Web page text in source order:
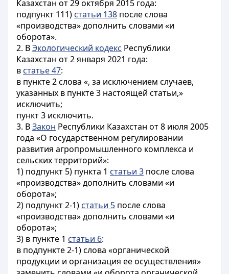
Казахстан от 29 октября 2015 года:
подпункт 111) статьи 138 после слова
«производства» дополнить словами «и
оборота».
2. ВЭкологический кодекс Республики
Казахстан от 2 января 2021 года:
в статье 47:
в пункте 2 слова «, за исключением случаев,
указанных в пункте 3 настоящей статьи,»
исключить;
пункт 3 исключить.
3. ВЗакон Республики Казахстан от 8 июля 2005
года «О государственном регулировании
развития агропромышленного комплекса и
сельских территорий»:
1) подпункт 5) пункта 1 статьи 3 после слова
«производства» дополнить словами «и
оборота»;
2) подпункт 2-1) статьи 5 после слова
«производства» дополнить словами «и
оборота»;
3) в пункте 1 статьи 6:
в подпункте 2-1) слова «органической
продукции и организация ее осуществления»